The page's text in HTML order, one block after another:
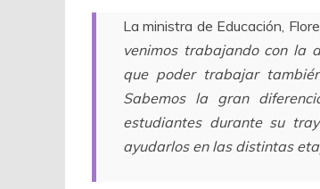
La ministra de Educación,
venimos trabajando con la
que poder trabajar
Sabemos la gran
estudiantes durante su
ayudarlos en las distintas